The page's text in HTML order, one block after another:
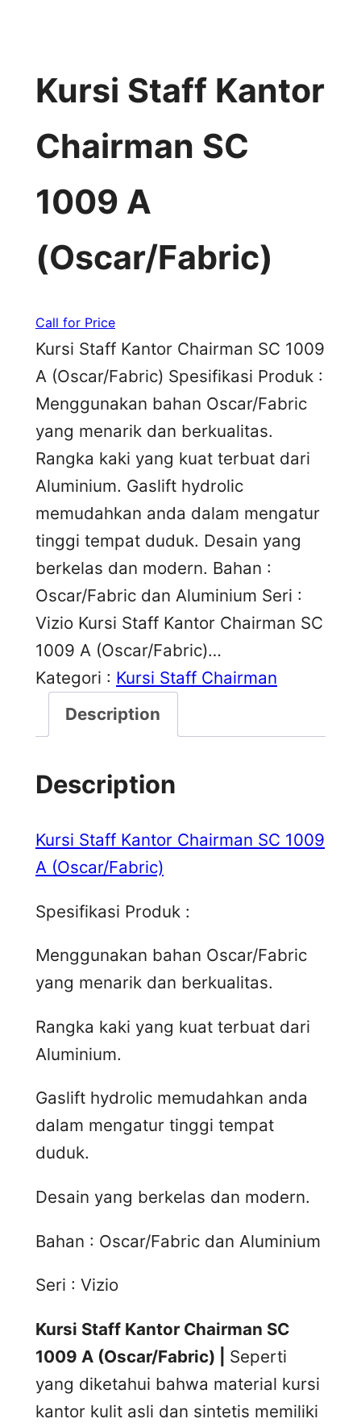
Kursi Staff Kantor
Chairman SC
1009 A
(Oscar/Fabric)
Call for Price
Kursi Staff Kantor Chairman SC 1009
A (Oscar/Fabric) Spesifikasi Produk :
Menggunakan bahan Oscar/Fabric
yang menarik dan berkualitas.
Rangka kaki yang kuat terbuat dari
Aluminium. Gaslift hydrolic
memudahkan anda dalam mengatur
tinggi tempat duduk. Desain yang
berkelas dan modern. Bahan :
Oscar/Fabric dan Aluminium Seri :
Vizio Kursi Staff Kantor Chairman SC
1009 A (Oscar/Fabric)…
Kategori : Kursi Staff Chairman
Description
Description
Kursi Staff Kantor Chairman SC 1009
A (Oscar/Fabric)
Spesifikasi Produk :
Menggunakan bahan Oscar/Fabric
yang menarik dan berkualitas.
Rangka kaki yang kuat terbuat dari
Aluminium.
Gaslift hydrolic memudahkan anda
dalam mengatur tinggi tempat
duduk.
Desain yang berkelas dan modern.
Bahan : Oscar/Fabric dan Aluminium
Seri : Vizio
Kursi Staff Kantor Chairman SC
1009 A (Oscar/Fabric) | Seperti
yang diketahui bahwa material kursi
kantor kulit asli dan sintetis memiliki